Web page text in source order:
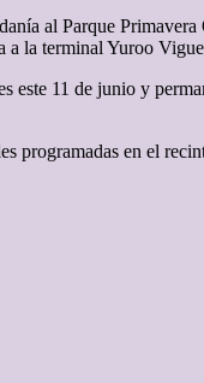
al Parque
la terminal Yuroo
11 de junio y
programadas en el